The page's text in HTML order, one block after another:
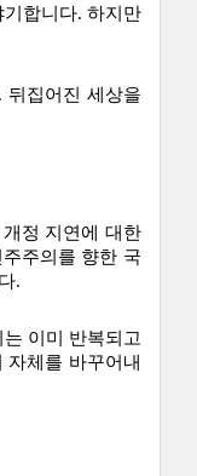
합니다. 하지만
뒤집어진 세상을
정 지연에 대한
주의를 향한 국
.
이미 반복되고
체를 바꾸어내